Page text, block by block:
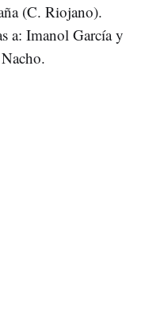
(C. Riojano).
a: Imanol García y